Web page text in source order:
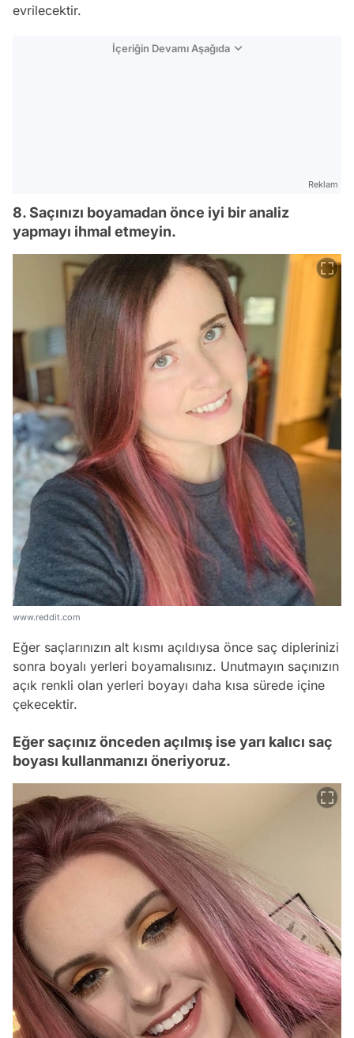
evrilecektir.
İçeriğin Devamı Aşağıda
Reklam
8. Saçınızı boyamadan önce iyi bir analiz
yapmayı ihmal etmeyin.
www.reddit.com
Eğer saçlarınızın alt kısmı açıldıysa önce saç diplerinizi
sonra boyalı yerleri boyamalısınız. Unutmayın saçınızın
açık renkli olan yerleri boyayı daha kısa sürede içine
çekecektir.
Eğer saçınız önceden açılmış ise yarı kalıcı saç
boyası kullanmanızı öneriyoruz.